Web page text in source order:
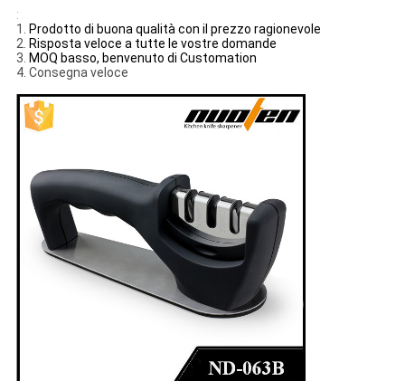
:
1. Prodotto di buona qualità con il prezzo ragionevole
2. Risposta veloce a tutte le vostre domande
3. MOQ basso, benvenuto di Customation
4. Consegna veloce